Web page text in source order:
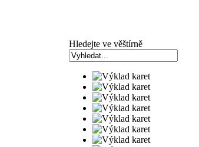
Hledejte ve věštírně